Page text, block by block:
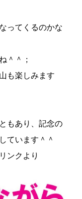
ってくるのかな
＾＾；
も楽しみます
もあり、記念の
ています＾＾
ンクより